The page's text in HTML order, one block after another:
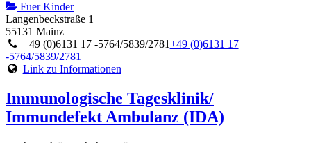
Fuer Kinder
Langenbeckstraße 1
55131 Mainz
+49 (0)6131 17 -5764/5839/2781+49 (0)6131 17
-5764/5839/2781
Link zu Informationen
Immunologische Tagesklinik/
Immundefekt Ambulanz (IDA)